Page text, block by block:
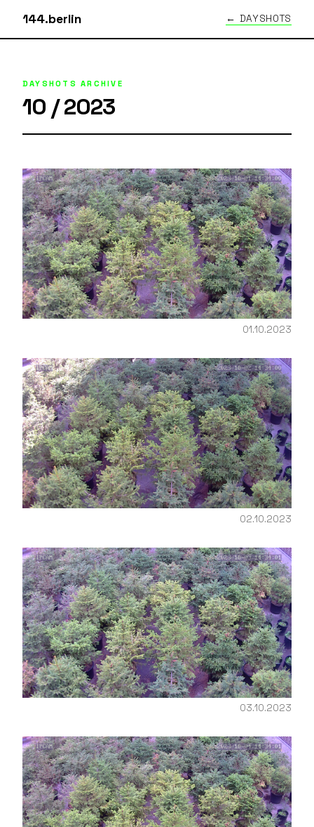
144.berlin ← DAYSHOTS
DAYSHOTS ARCHIVE
10 / 2023
01.10.2023
02.10.2023
03.10.2023